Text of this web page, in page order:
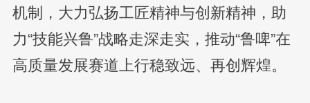
机制，大力弘扬工匠精神与创新精神，助
力“技能兴鲁”战略走深走实，推动“鲁啤”在
高质量发展赛道上行稳致远、再创辉煌。